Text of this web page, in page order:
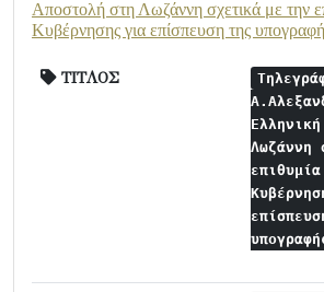
Αποστολή στη Λωζάννη σχετικά με την
Κυβέρνησης για επίσπευση της
ΤΙΤΛΟΣ
Λωζάννη